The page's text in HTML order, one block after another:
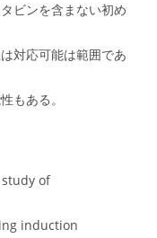
ビンを含まない初め
対応可能は範囲であ
もある。
of
induction